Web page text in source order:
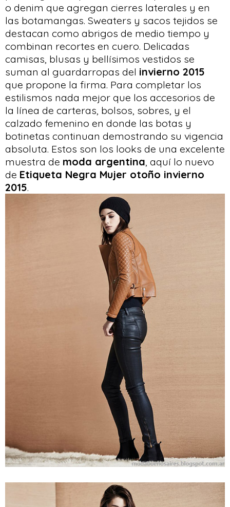
o denim que agregan cierres laterales y en
las botamangas. Sweaters y sacos tejidos se
destacan como abrigos de medio tiempo y
combinan recortes en cuero. Delicadas
camisas, blusas y bellísimos vestidos se
suman al guardarropas del invierno 2015
que propone la firma. Para completar los
estilismos nada mejor que los accesorios de
la línea de carteras, bolsos, sobres, y el
calzado femenino en donde las botas y
botinetas continuan demostrando su vigencia
absoluta. Estos son los looks de una excelente
muestra de moda argentina , aquí lo nuevo
de Etiqueta Negra Mujer otoño invierno
2015.